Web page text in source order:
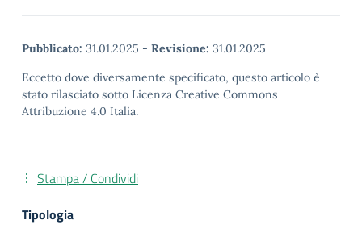
Pubblicato: 31.01.2025 - Revisione: 31.01.2025
Eccetto dove diversamente specificato, questo articolo è
stato rilasciato sotto Licenza Creative Commons
Attribuzione 4.0 Italia.
Stampa / Condividi
Tipologia